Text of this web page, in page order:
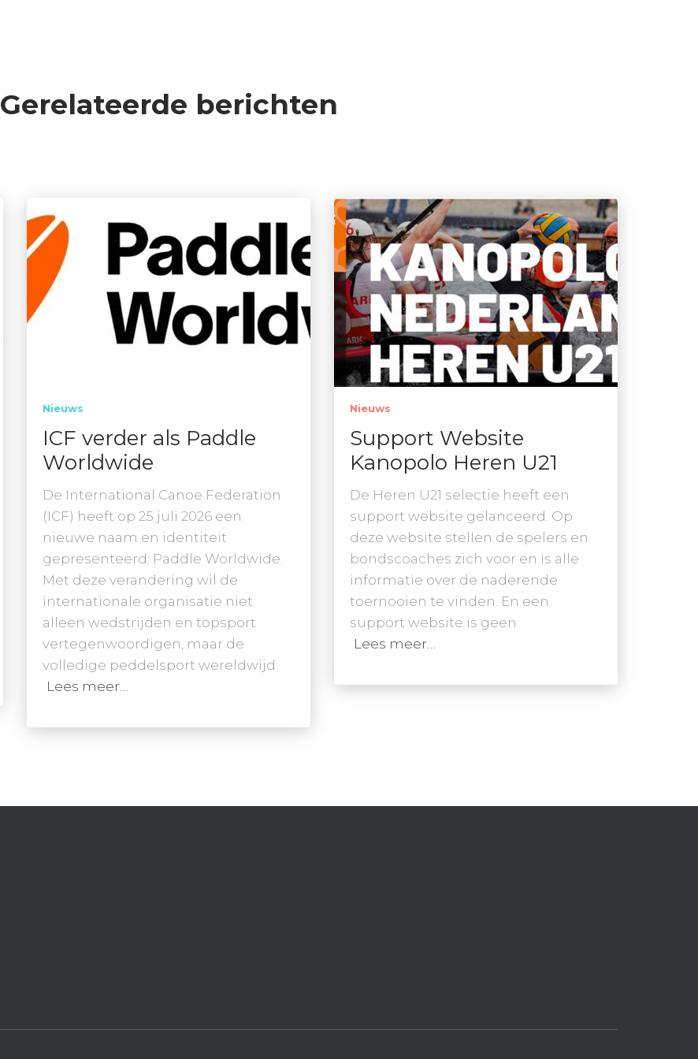
Gerelateerde berichten
Nieuws
ICF verder als Paddle
Worldwide
De International Canoe Federation
(ICF) heeft op 25 juli 2026 een
nieuwe naam en identiteit
gepresenteerd: Paddle Worldwide.
Met deze verandering wil de
internationale organisatie niet
alleen wedstrijden en topsport
vertegenwoordigen, maar de
volledige peddelsport wereldwijd
Lees meer…
Nieuws
Support Website
Kanopolo Heren U21
De Heren U21 selectie heeft een
support website gelanceerd. Op
deze website stellen de spelers en
bondscoaches zich voor en is alle
informatie over de naderende
toernooien te vinden. En een
support website is geen
Lees meer…